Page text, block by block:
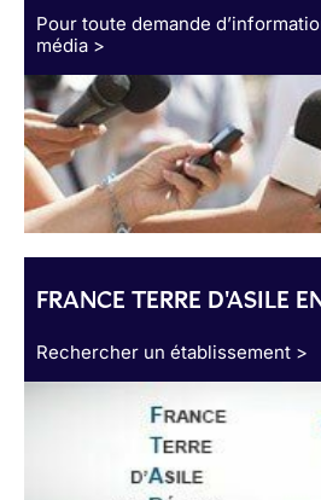
Pour toute demande
média >
FRANCE TERRE D'ASILE
Rechercher un établissement >